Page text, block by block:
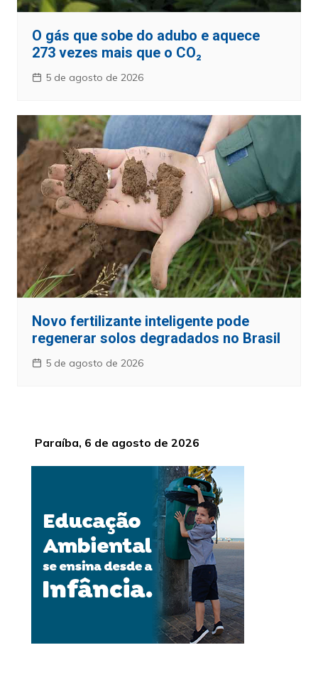
O gás que sobe do adubo e aquece
273 vezes mais que o CO₂
5 de agosto de 2026
Novo fertilizante inteligente pode
regenerar solos degradados no Brasil
5 de agosto de 2026
Paraíba, 6 de agosto de 2026